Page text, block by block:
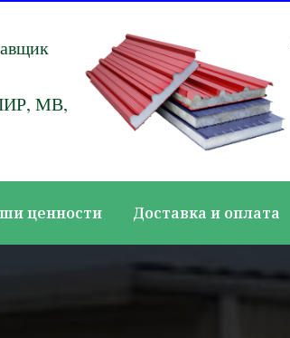
МВ,
ценности Доставка и оплата